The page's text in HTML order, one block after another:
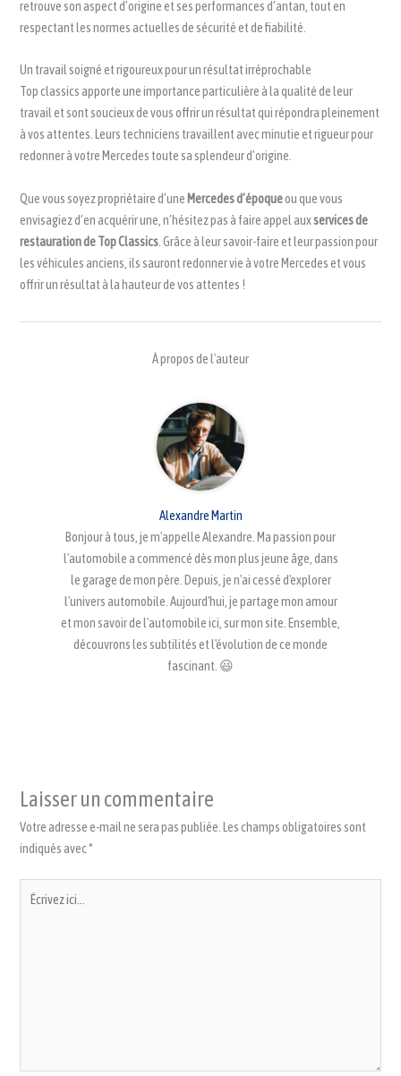
retrouve son aspect d’origine et ses performances d’antan, tout en
respectant les normes actuelles de sécurité et de fiabilité.
Un travail soigné et rigoureux pour un résultat irréprochable
Top classics apporte une importance particulière à la qualité de leur
travail et sont soucieux de vous offrir un résultat qui répondra pleinement
à vos attentes. Leurs techniciens travaillent avec minutie et rigueur pour
redonner à votre Mercedes toute sa splendeur d’origine.
Que vous soyez propriétaire d’uneMercedes d’époqueou que vous
envisagiez d’en acquérir une, n’hésitez pas à faire appel auxservices de
restauration de Top Classics . Grâce à leur savoir-faire et leur passion pour
les véhicules anciens, ils sauront redonner vie à votre Mercedes et vous
offrir un résultat à la hauteur de vos attentes !
À propos de l'auteur
Alexandre Martin
Bonjour à tous, je m'appelle Alexandre. Ma passion pour
l'automobile a commencé dès mon plus jeune âge, dans
le garage de mon père. Depuis, je n'ai cessé d'explorer
l'univers automobile. Aujourd'hui, je partage mon amour
et mon savoir de l'automobile ici, sur mon site. Ensemble,
découvrons les subtilités et l'évolution de ce monde
fascinant. 😃
Laisser un commentaire
Votre adresse e-mail ne sera pas publiée. Les champs obligatoires sont
indiqués avec*